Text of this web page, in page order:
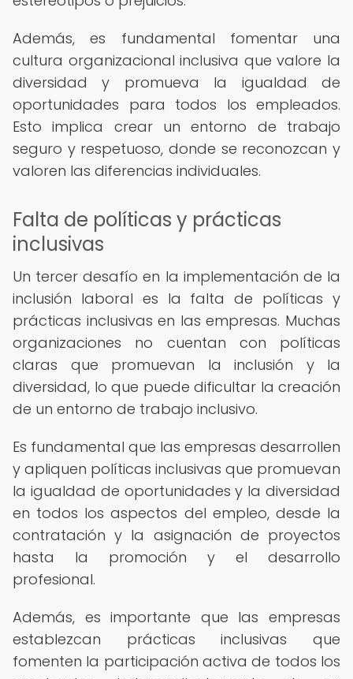
Además, es fundamental fomentar una
cultura organizacional inclusiva que valore la
diversidad y promueva la igualdad de
oportunidades para todos los empleados.
Esto implica crear un entorno de trabajo
seguro y respetuoso, donde se reconozcan y
valoren las diferencias individuales.
Falta de políticas y prácticas
inclusivas
Un tercer desafío en la implementación de la
inclusión laboral es la falta de políticas y
prácticas inclusivas en las empresas. Muchas
organizaciones no cuentan con políticas
claras que promuevan la inclusión y la
diversidad, lo que puede dificultar la creación
de un entorno de trabajo inclusivo.
Es fundamental que las empresas desarrollen
y apliquen políticas inclusivas que promuevan
la igualdad de oportunidades y la diversidad
en todos los aspectos del empleo, desde la
contratación y la asignación de proyectos
hasta la promoción y el desarrollo
profesional.
Además, es importante que las empresas
establezcan prácticas inclusivas que
fomenten la participación activa de todos los